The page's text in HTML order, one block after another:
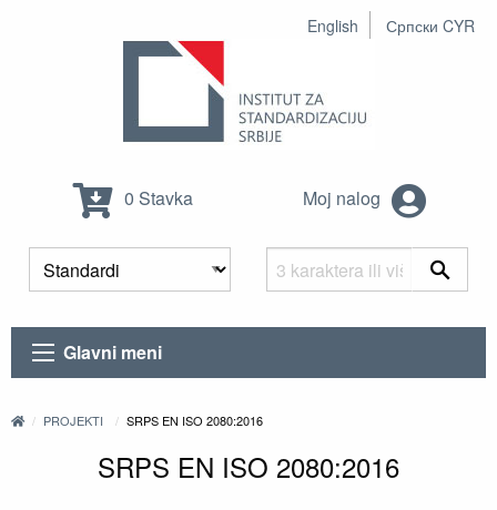
English Српски CYR
0 Stavka Moj nalog
Glavni meni
PROJEKTI SRPS EN ISO 2080:2016
SRPS EN ISO 2080:2016